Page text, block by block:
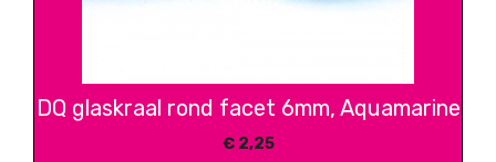
DQ glaskraal rond facet 6mm, Aquamarine
€2,25